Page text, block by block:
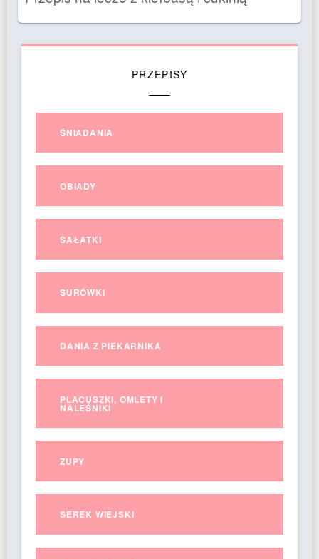
PRZEPISY
ŚNIADANIA
OBIADY
SAŁATKI
SURÓWKI
DANIA Z PIEKARNIKA
PLACUSZKI, OMLETY I
NALEŚNIKI
ZUPY
SEREK WIEJSKI